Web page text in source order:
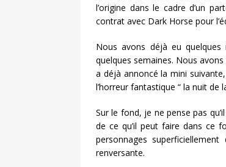
l’origine dans le cadre d’un
contrat avec Dark Horse pour
Nous avons déjà eu
quelques semaines. Nous
a déjà annoncé la mini
l’horreur fantastique “ la nuit de
Sur le fond, je ne pense pas
de ce qu’il peut faire dans ce
personnages
renversante.